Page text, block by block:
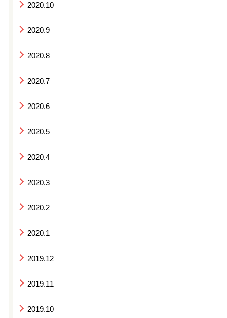
2020.10
2020.9
2020.8
2020.7
2020.6
2020.5
2020.4
2020.3
2020.2
2020.1
2019.12
2019.11
2019.10